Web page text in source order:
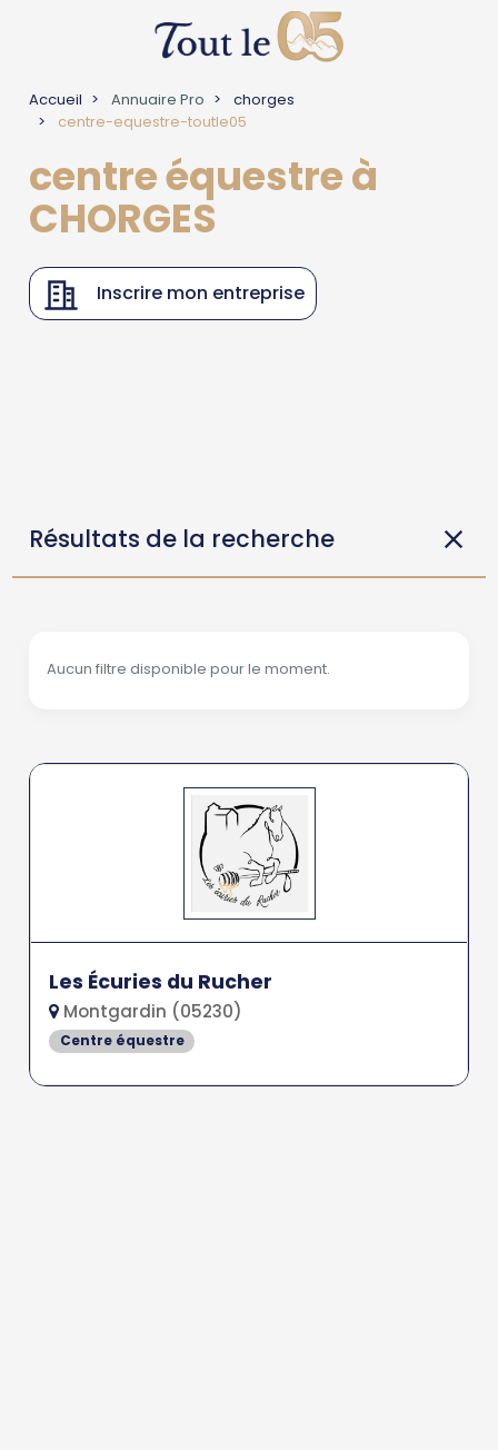
Accueil Annuaire Pro
chorges
centre-equestre-toutle05
centre équestre à
CHORGES
Inscrire mon entreprise
Résultats de la recherche
Aucun filtre disponible pour le moment.
Les Écuries du Rucher
Montgardin (05230)
Centre équestre